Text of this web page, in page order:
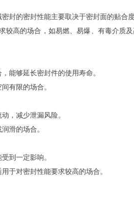
封的密封性能主要取决于密封面的贴合
高的场合，如易燃、易爆、有毒介质
能够延长密封件的使用寿命。
有限的场合。
，减少泄漏风险。
滑的场合。
到一定影响。
于对密封性能要求较高的场合。